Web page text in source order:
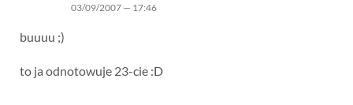
03/09/2007 — 17:46
buuuu ;)
to ja odnotowuje 23-cie :D